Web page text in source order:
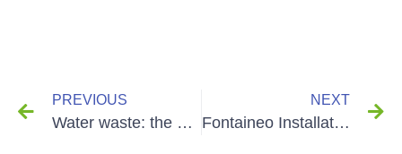
PREVIOUS
Water waste: the consequences in numbers
NEXT
Fontaineo Installation in Rennes: a citizen project that changes daily life